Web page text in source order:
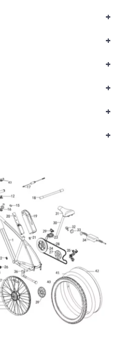
+
+
+
+
+
+